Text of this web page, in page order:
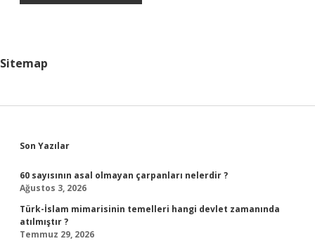
Sitemap
Sidebar
Son Yazılar
60 sayısının asal olmayan çarpanları nelerdir ?
Ağustos 3, 2026
Türk-İslam mimarisinin temelleri hangi devlet zamanında
atılmıştır ?
Temmuz 29, 2026